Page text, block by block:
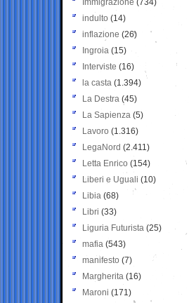
Immigrazione (734)
indulto (14)
inflazione (26)
Ingroia (15)
Interviste (16)
la casta (1.394)
La Destra (45)
La Sapienza (5)
Lavoro (1.316)
LegaNord (2.411)
Letta Enrico (154)
Liberi e Uguali (10)
Libia (68)
Libri (33)
Liguria Futurista (25)
mafia (543)
manifesto (7)
Margherita (16)
Maroni (171)